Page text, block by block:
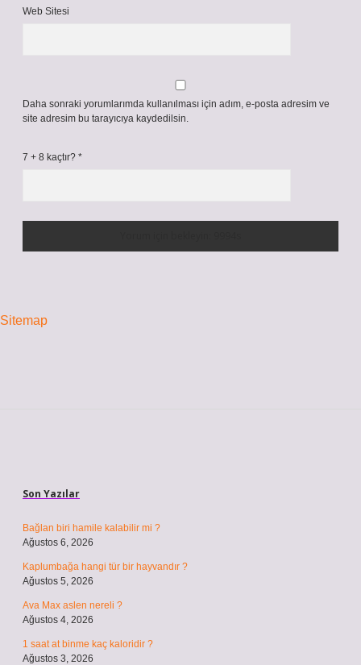
Web Sitesi
Daha sonraki yorumlarımda kullanılması için adım, e-posta adresim ve
site adresim bu tarayıcıya kaydedilsin.
7 + 8 kaçtır? *
Sitemap
Son Yazılar
Bağlan biri hamile kalabilir mi ?
Ağustos 6, 2026
Kaplumbağa hangi tür bir hayvandır ?
Ağustos 5, 2026
Ava Max aslen nereli ?
Ağustos 4, 2026
1 saat at binme kaç kaloridir ?
Ağustos 3, 2026